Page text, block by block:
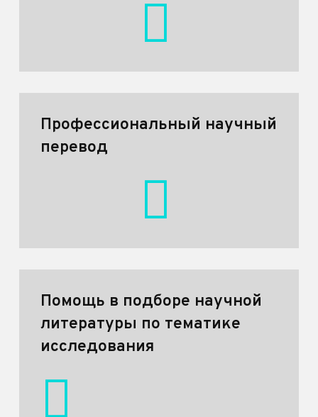
Профессиональный научный
перевод
Помощь в подборе научной
литературы по тематике
исследования